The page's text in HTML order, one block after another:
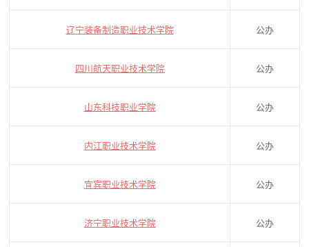
辽宁装备制造职业技术学院 公办
四川航天职业技术学院 公办
山东科技职业学院 公办
内江职业技术学院 公办
宜宾职业技术学院 公办
济宁职业技术学院 公办